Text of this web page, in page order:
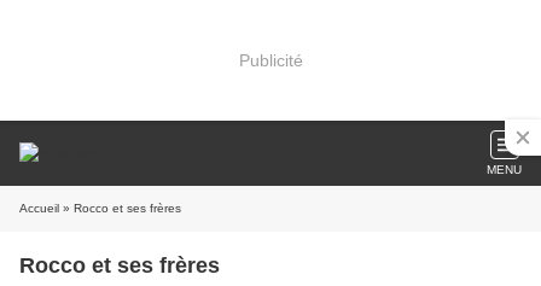
Publicité
MENU
Accueil » Rocco et ses frères
Rocco et ses frères